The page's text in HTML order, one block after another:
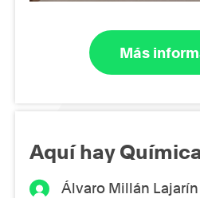
Más
Aquí hay
Álvaro Millán Lajarín